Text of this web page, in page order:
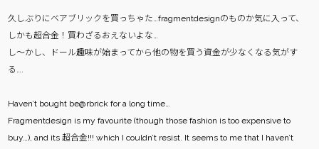
久しぶりにベアブリックを買っちゃた…fragmentdesignのものか気に入って、
しかも超合金！買わざるおえないよな…
し〜かし、ドール趣味が始まってから他の物を買う資金が少なくなる気がす
る….
Haven’t bought be@rbrick for a long time…
Fragmentdesign is my favourite (though those fashion is too expensive to
buy…), and its 超合金!!! which I couldn’t resist. It seems to me that I haven’t